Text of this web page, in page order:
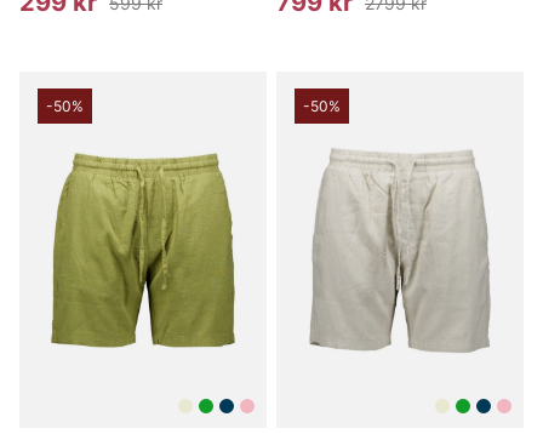
-50% -50%